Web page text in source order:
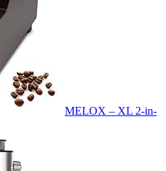
MELOX – XL 2-in-